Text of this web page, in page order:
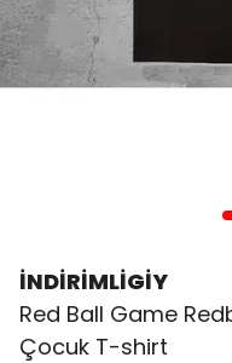
İNDİRİMLİGİY
Red Ball Game
Çocuk T-shirt